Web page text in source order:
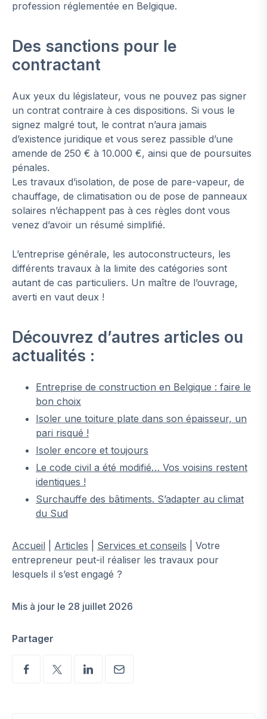
profession réglementée en Belgique.
Des sanctions pour le
contractant
Aux yeux du législateur, vous ne pouvez pas signer
un contrat contraire à ces dispositions. Si vous le
signez malgré tout, le contrat n’aura jamais
d’existence juridique et vous serez passible d’une
amende de 250 € à 10.000 €, ainsi que de poursuites
pénales.
Les travaux d’isolation, de pose de pare-vapeur, de
chauffage, de climatisation ou de pose de panneaux
solaires n’échappent pas à ces règles dont vous
venez d’avoir un résumé simplifié.
L’entreprise générale, les autoconstructeurs, les
différents travaux à la limite des catégories sont
autant de cas particuliers. Un maître de l’ouvrage,
averti en vaut deux !
Découvrez d’autres articles ou
actualités :
Entreprise de construction en Belgique : faire le
bon choix
Isoler une toiture plate dans son épaisseur, un
pari risqué !
Isoler encore et toujours
Le code civil a été modifié… Vos voisins restent
identiques !
Surchauffe des bâtiments. S’adapter au climat
du Sud
Accueil Articles Services et conseils
Votre
entrepreneur peut-il réaliser les travaux pour
lesquels il s’est engagé ?
Mis à jour le 28 juillet 2026
Partager